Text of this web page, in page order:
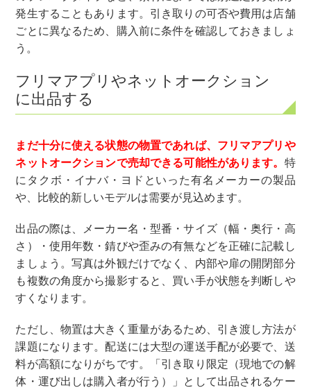
発生することもあります。引き取りの可否や費用は店舗
ごとに異なるため、購入前に条件を確認しておきましょ
う。
フリマアプリやネットオークション
に出品する
まだ十分に使える状態の物置であれば、フリマアプリや
ネットオークションで売却できる可能性があります。 特
にタクボ・イナバ・ヨドといった有名メーカーの製品
や、比較的新しいモデルは需要が見込めます。
出品の際は、メーカー名・型番・サイズ（幅・奥行・高
さ）・使用年数・錆びや歪みの有無などを正確に記載し
ましょう。写真は外観だけでなく、内部や扉の開閉部分
も複数の角度から撮影すると、買い手が状態を判断しや
すくなります。
ただし、物置は大きく重量があるため、引き渡し方法が
課題になります。配送には大型の運送手配が必要で、送
料が高額になりがちです。「引き取り限定（現地での解
体・運び出しは購入者が行う）」として出品されるケー